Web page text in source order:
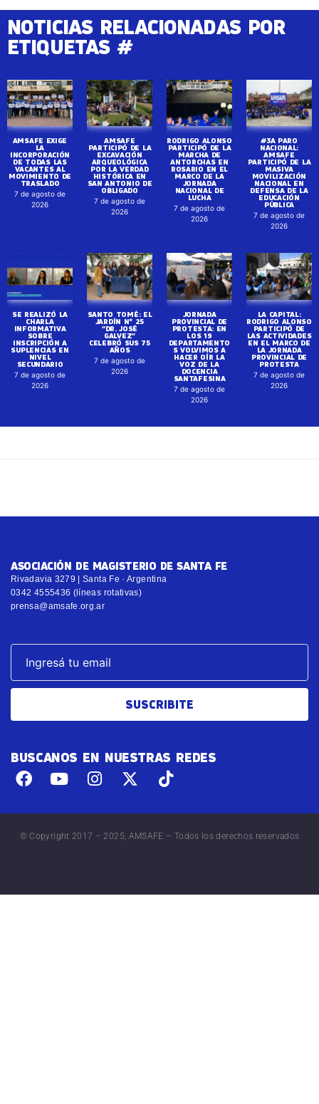
NOTICIAS RELACIONADAS POR
ETIQUETAS #
AMSAFE EXIGE
LA
INCORPORACIÓN
DE TODAS LAS
VACANTES AL
MOVIMIENTO DE
TRASLADO
7 de agosto de
2026
AMSAFE
PARTICIPÓ DE LA
EXCAVACIÓN
ARQUEOLÓGICA
POR LA VERDAD
HISTÓRICA EN
SAN ANTONIO DE
OBLIGADO
7 de agosto de
2026
RODRIGO ALONSO
PARTICIPÓ DE LA
MARCHA DE
ANTORCHAS EN
ROSARIO EN EL
MARCO DE LA
JORNADA
NACIONAL DE
LUCHA
7 de agosto de
2026
#3A PARO
NACIONAL:
AMSAFE
PARTICIPÓ DE LA
MASIVA
MOVILIZACIÓN
NACIONAL EN
DEFENSA DE LA
EDUCACIÓN
PÚBLICA
7 de agosto de
2026
SE REALIZÓ LA
CHARLA
INFORMATIVA
SOBRE
INSCRIPCIÓN A
SUPLENCIAS EN
NIVEL
SECUNDARIO
7 de agosto de
2026
SANTO TOMÉ: EL
JARDÍN N° 25
“DR. JOSÉ
GALVEZ”
CELEBRÓ SUS 75
AÑOS
7 de agosto de
2026
JORNADA
PROVINCIAL DE
PROTESTA: EN
LOS 19
DEPARTAMENTO
S VOLVIMOS A
HACER OÍR LA
VOZ DE LA
DOCENCIA
SANTAFESINA
7 de agosto de
2026
LA CAPITAL:
RODRIGO ALONSO
PARTICIPÓ DE
LAS ACTIVIDADES
EN EL MARCO DE
LA JORNADA
PROVINCIAL DE
PROTESTA
7 de agosto de
2026
ASOCIACIÓN DE MAGISTERIO DE SANTA FE
Rivadavia 3279 | Santa Fe · Argentina
0342 4555436 (líneas rotativas)
prensa@amsafe.org.ar
SUSCRIBITE
BUSCANOS EN NUESTRAS REDES
© Copyright 2017 – 2025, AMSAFE – Todos los derechos reservados